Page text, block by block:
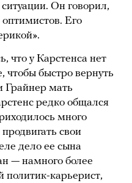
ситуации. Он говорил,
оптимистов. Его
что у Карстенса нет
чтобы быстро вернуть
Грайнер мать
редко общался
много
свои
дело ее сына
— намного более
политик-карьерист,